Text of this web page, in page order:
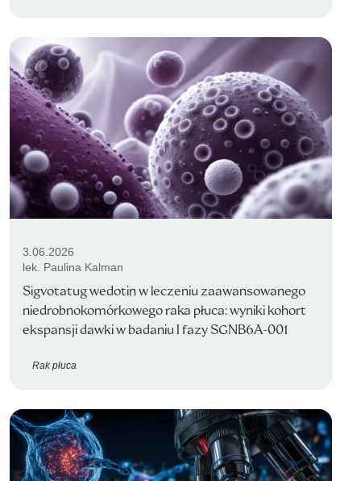
3.06.2026
lek. Paulina Kalman
Sigvotatug wedotin w leczeniu zaawansowanego
niedrobnokomórkowego raka płuca: wyniki kohort
ekspansji dawki w badaniu I fazy SGNB6A-001
Rak płuca